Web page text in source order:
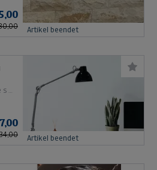
Artikel beendet
Artikel beendet